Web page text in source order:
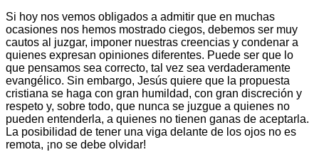
Si hoy nos vemos obligados a admitir que en muchas
ocasiones nos hemos mostrado ciegos, debemos ser muy
cautos al juzgar, imponer nuestras creencias y condenar a
quienes expresan opiniones diferentes. Puede ser que lo
que pensamos sea correcto, tal vez sea verdaderamente
evangélico. Sin embargo, Jesús quiere que la propuesta
cristiana se haga con gran humildad, con gran discreción y
respeto y, sobre todo, que nunca se juzgue a quienes no
pueden entenderla, a quienes no tienen ganas de aceptarla.
La posibilidad de tener una viga delante de los ojos no es
remota, ¡no se debe olvidar!